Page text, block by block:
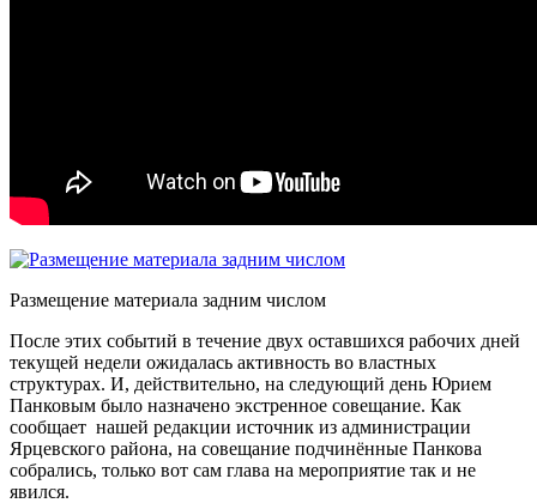
Размещение материала задним числом
После этих событий в течение двух оставшихся рабочих дней
текущей недели ожидалась активность во властных
структурах. И, действительно, на следующий день Юрием
Панковым было назначено экстренное совещание. Как
сообщает нашей редакции источник из администрации
Ярцевского района, на совещание подчинённые Панкова
собрались, только вот сам глава на мероприятие так и не
явился.